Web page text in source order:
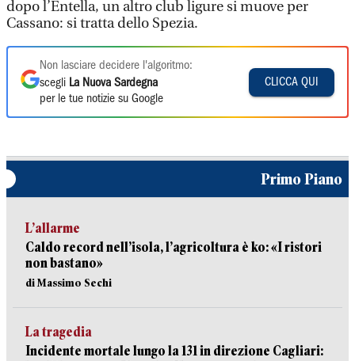
dopo l’Entella, un altro club ligure si muove per
Cassano: si tratta dello Spezia.
Non lasciare decidere l'algoritmo:
scegli La Nuova Sardegna
per le tue notizie su Google
CLICCA QUI
Primo Piano
L’allarme
Caldo record nell’isola, l’agricoltura è ko: «I ristori
non bastano»
di Massimo Sechi
La tragedia
Incidente mortale lungo la 131 in direzione Cagliari: